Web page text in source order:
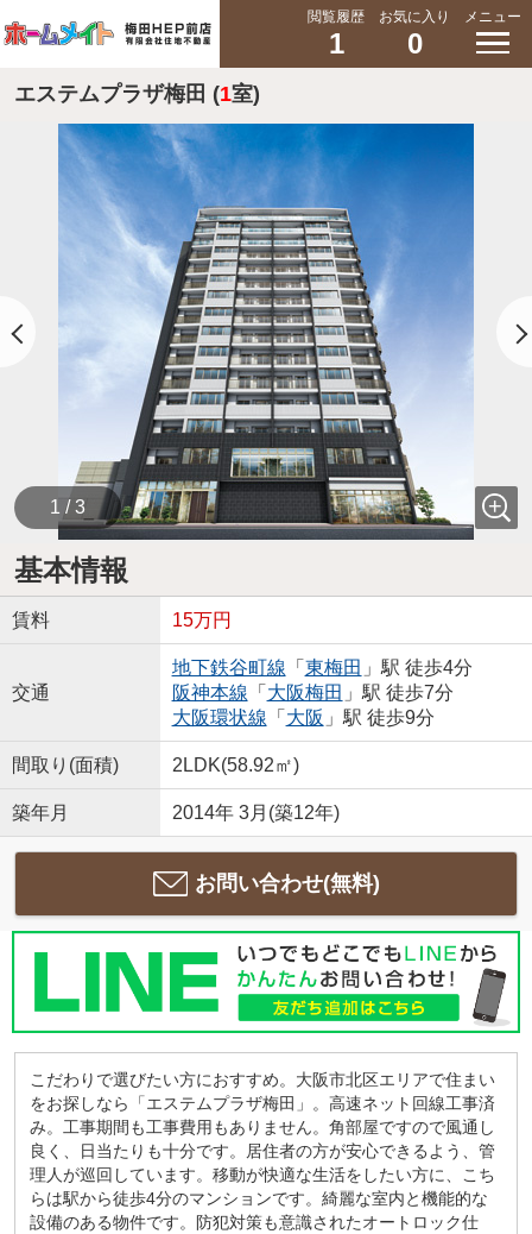
閲覧履歴
1
お気に入り
0
メニュー
エステムプラザ梅田 (1室)
1 / 3
基本情報
賃料 15万円
交通
地下鉄谷町線 「 東梅田 」駅 徒歩4分
阪神本線 「 大阪梅田 」駅 徒歩7分
大阪環状線 「 大阪 」駅 徒歩9分
間取り(面積) 2LDK(58.92㎡)
築年月 2014年 3月(築12年)
お問い合わせ(無料)
こだわりで選びたい方におすすめ。大阪市北区エリアで住まい
をお探しなら「エステムプラザ梅田」。高速ネット回線工事済
み。工事期間も工事費用もありません。角部屋ですので風通し
良く、日当たりも十分です。居住者の方が安心できるよう、管
理人が巡回しています。移動が快適な生活をしたい方に、こち
らは駅から徒歩4分のマンションです。綺麗な室内と機能的な
設備のある物件です。防犯対策も意識されたオートロック仕